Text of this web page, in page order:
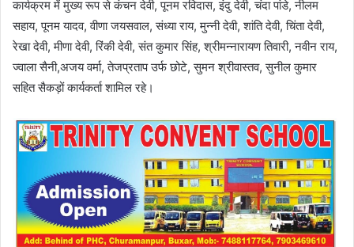
कार्यक्रम में मुख्य रूप से कंचन देवी, पूनम रविदास, इंदु देवी, चंदा पांडे, नीलम
सहाय, पूनम यादव, वीणा जयसवाल, संध्या राय, मुन्नी देवी, शांति देवी, चिंता देवी,
रेखा देवी, मीणा देवी, रिंकी देवी, संत कुमार सिंह, श्रीमन्नारायण तिवारी, नवीन राय,
ज्वाला सैनी,अजय वर्मा, तेजप्रताप उर्फ छोटे, सुमन श्रीवास्तव, सुनील कुमार
सहित सैकड़ों कार्यकर्ता शामिल रहे।